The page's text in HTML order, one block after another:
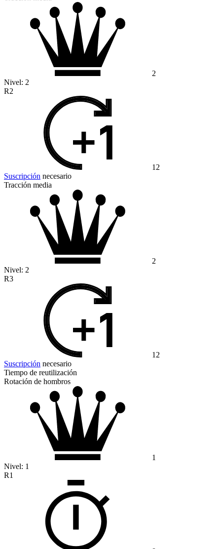
2
Nivel: 2
R2
12
Suscripción necesario
Tracción media
2
Nivel: 2
R3
12
Suscripción necesario
Tiempo de reutilización
Rotación de hombros
1
Nivel: 1
R1